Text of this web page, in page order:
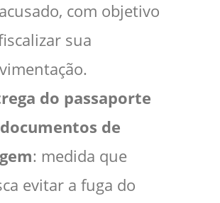
com objetivo
sua
do passaporte
de
: medida que
evitar a fuga do